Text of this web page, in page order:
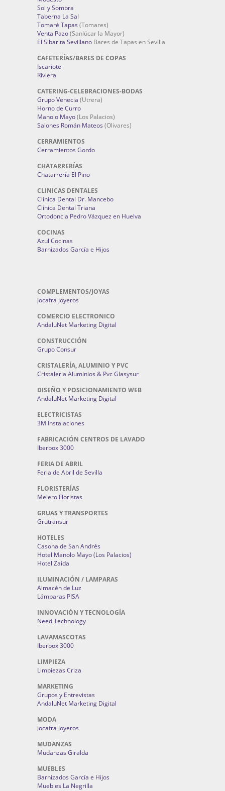
Sol y Sombra
Taberna La Sal
Tomaré Tapas (Tomares)
Venta Pazo(Sanlúcar la Mayor)
El Sibarita Sevillano Bares de Tapas en Sevilla
CAFETERÍAS/BARES DE COPAS
Iscariote
Riviera
CATERING-CELEBRACIONES-BODAS
Grupo Venecia (Utrera)
Horno de Curro
Manolo Mayo(Los Palacios)
Salones Román Mateos (Olivares)
CERRAMIENTOS
Cerramientos Gordo
CHATARRERÍAS
Chatarrería El Pino
CLINICAS DENTALES
Clínica Dental Dr. Mancebo
Clínica Dental Triana
Ortodoncia Pedro Vázquez en Huelva
COCINAS
Azul Cocinas
Barnizados García e Hijos
COMPLEMENTOS/JOYAS
Jocafra Joyeros
COMERCIO ELECTRONICO
AndaluNet Marketing Digital
CONSTRUCCIÓN
Grupo Consur
CRISTALERÍA, ALUMINIO Y PVC
Cristaleria Aluminios & Pvc Glasysur
DISEÑO Y POSICIONAMIENTO WEB
AndaluNet Marketing Digital
ELECTRICISTAS
3M Instalaciones
FABRICACIÓN CENTROS DE LAVADO
Iberbox 3000
FERIA DE ABRIL
Feria de Abril de Sevilla
FLORISTERÍAS
Melero Floristas
GRUAS Y TRANSPORTES
Grutransur
HOTELES
Casona de San Andrés
Hotel Manolo Mayo (Los Palacios)
Hotel Zaida
ILUMINACIÓN / LAMPARAS
Almacén de Luz
Lámparas PISA
INNOVACIÓN Y TECNOLOGÍA
Need Technology
LAVAMASCOTAS
Iberbox 3000
LIMPIEZA
Limpiezas Criza
MARKETING
Grupos y Entrevistas
AndaluNet Marketing Digital
MODA
Jocafra Joyeros
MUDANZAS
Mudanzas Giralda
MUEBLES
Barnizados García e Hijos
Muebles La Negrilla